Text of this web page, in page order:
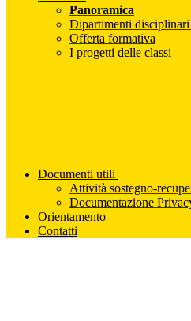
Panoramica
Dipartimenti
Offerta formativa
I progetti delle classi
Documenti utili
Attività sostegno-
Documentazione
Orientamento
Contatti